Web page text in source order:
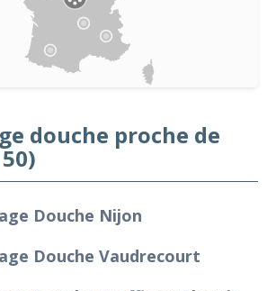
douche proche de
Douche Nijon
Douche Vaudrecourt